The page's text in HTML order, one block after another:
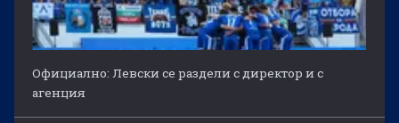
Официално: Левски се раздели с директор и с
агенция